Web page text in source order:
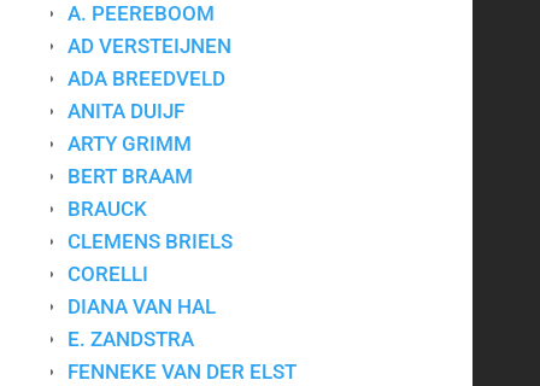
A. PEEREBOOM
AD VERSTEIJNEN
ADA BREEDVELD
ANITA DUIJF
ARTY GRIMM
BERT BRAAM
BRAUCK
CLEMENS BRIELS
CORELLI
DIANA VAN HAL
E. ZANDSTRA
FENNEKE VAN DER ELST
Art for Company
+31-(0)13-5454656
Mobiel:+31-(0)6-24640033
E-mail:
info@artforcompany.nl
KvK: 18081401
Kunst voor bedrijven
Kunst op kantoor